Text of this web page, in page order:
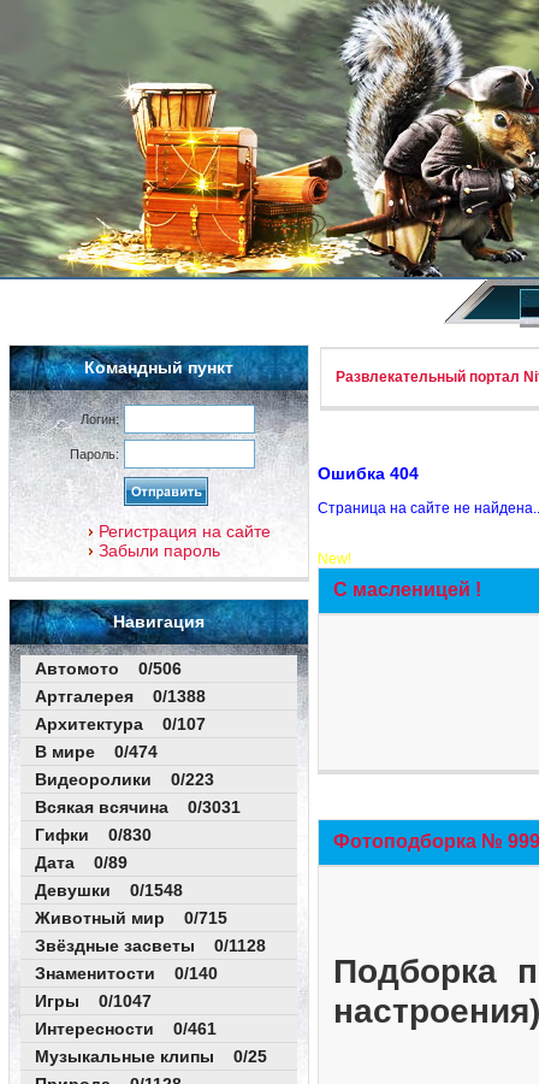
Командный пункт
Логин:
Пароль:
Регистрация на сайте
Забыли пароль
Навигация
Автомото 0/506
Артгалерея 0/1388
Архитектура 0/107
В мире 0/474
Видеоролики 0/223
Всякая всячина 0/3031
Гифки 0/830
Дата 0/89
Девушки 0/1548
Животный мир 0/715
Звёздные засветы 0/1128
Знаменитости 0/140
Игры 0/1047
Интересности 0/461
Музыкальные клипы 0/25
Развлекательный портал
Ошибка 404
Страница на сайте не
New!
С масленицей !
Фотоподборка №
Подборка